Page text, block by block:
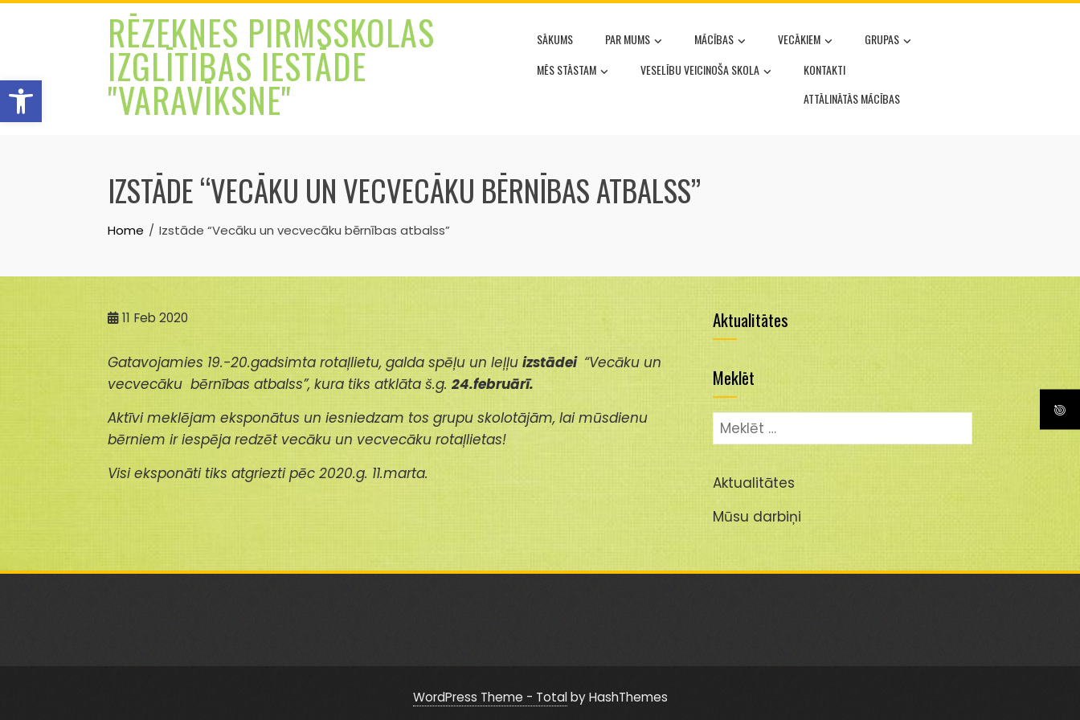
Open toolbar
Skip
RĒZEKNES PIRMSSKOLAS
IZGLĪTĪBAS IESTĀDE
"VARAVĪKSNE"
SĀKUMS PAR MUMS MĀCĪBAS VECĀKIEM
GRUPAS
MĒS STĀSTAM
VESELĪBU VEICINOŠA SKOLA
KONTAKTI
ATTĀLINĀTĀS MĀCĪBAS
IZSTĀDE “VECĀKU UN VECVECĀKU BĒRNĪBAS ATBALSS”
Home Izstāde “Vecāku un vecvecāku bērnības atbalss”
11 Feb 2020
Gatavojamies 19.-20.gadsimta rotaļlietu, galda spēļu un leļļuizstādei “Vecāku un
vecvecāku bērnības atbalss”, kura tiks atklāta š.g.24.februārī.
Aktīvi meklējam eksponātus un iesniedzam tos grupu skolotājām, lai mūsdienu
bērniem ir iespēja redzēt vecāku un vecvecāku rotaļlietas!
Visi eksponāti tiks atgriezti pēc 2020.g. 11.marta.
Aktualitātes
Meklēt
Meklēt:
Aktualitātes
Mūsu darbiņi
WordPress Theme - Totalby HashThemes